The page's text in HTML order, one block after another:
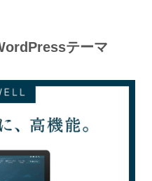
テーマ